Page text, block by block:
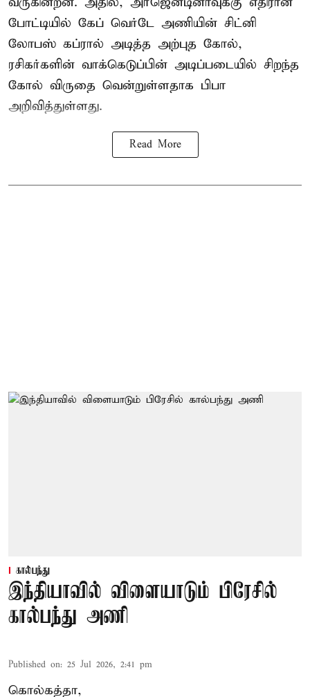
போட்டியில் கேப் வெர்டே அணியின் சிட்னி
லோபஸ் கப்ரால் அடித்த அற்புத கோல்,
ரசிகர்களின் வாக்கெடுப்பின் அடிப்படையில் சிறந்த
கோல் விருதை வென்றுள்ளதாக பிபா
அறிவித்துள்ளது.
Read More
கால்பந்து
இந்தியாவில் விளையாடும் பிரேசில்
கால்பந்து அணி
Published on: 25 Jul 2026, 2:41 pm
கொல்கத்தா,